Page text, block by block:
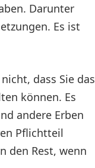
Darunter
Es ist
dass Sie das
können. Es
andere Erben
Pflichtteil
den Rest, wenn